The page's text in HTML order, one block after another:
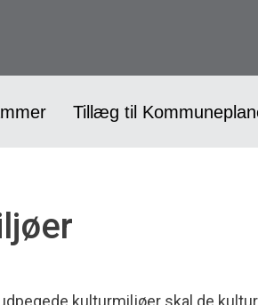
Tillæg til
kulturmiljøer skal de